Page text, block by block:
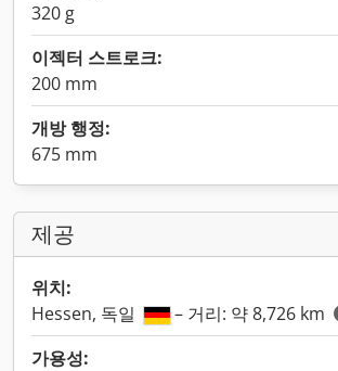
320 g
이젝터 스트로크:
200 mm
개방 행정:
675 mm
제공
위치:
Hessen, 독일
– 거리: 약 8,726 km
가용성: